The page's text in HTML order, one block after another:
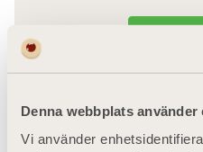
Denna webbplats använder
Vi använder